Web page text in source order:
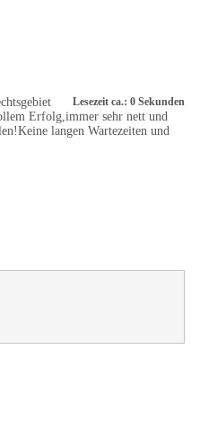
Lesezeit ca.: 0 Sekunden
Erfolg,immer sehr nett und
langen Wartezeiten und